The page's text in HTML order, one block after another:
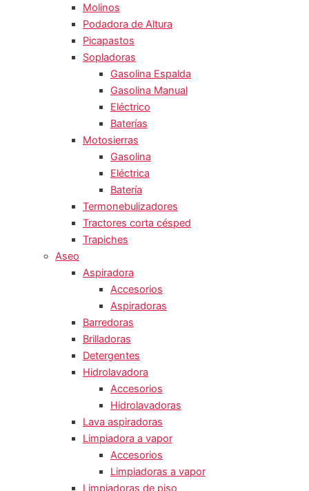
Molinos
Podadora de Altura
Picapastos
Sopladoras
Gasolina Espalda
Gasolina Manual
Eléctrico
Baterías
Motosierras
Gasolina
Eléctrica
Batería
Termonebulizadores
Tractores corta césped
Trapiches
Aseo
Aspiradora
Accesorios
Aspiradoras
Barredoras
Brilladoras
Detergentes
Hidrolavadora
Accesorios
Hidrolavadoras
Lava aspiradoras
Limpiadora a vapor
Accesorios
Limpiadoras a vapor
Limpiadoras de piso